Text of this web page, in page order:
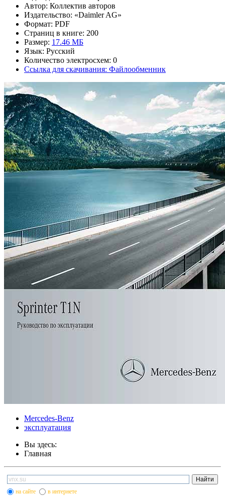
Автор: Коллектив авторов
Издательство: «Daimler AG»
Формат: PDF
Страниц в книге: 200
Размер: 17.46 МБ
Язык: Русский
Количество электросхем: 0
Ссылка для скачивания: Файлообменник
Mercedes-Benz
эксплуатация
Вы здесь:
Главная
на сайте в интернете